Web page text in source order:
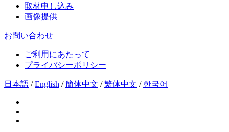
取材申し込み
画像提供
お問い合わせ
ご利用にあたって
プライバシーポリシー
日本語 /English /簡体中文 /繁体中文 / 한국어